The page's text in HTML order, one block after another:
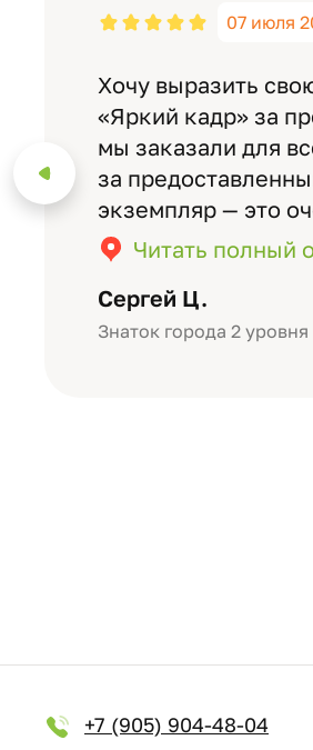
Сергей Ц.
Знаток города 2 уровня
07 июля
Хочу выразить
«Яркий кадр» за
мы заказали для
за
экземпляр — это
значимость
уровне: плотная
Читать полный
+7 (905) 904-48-04